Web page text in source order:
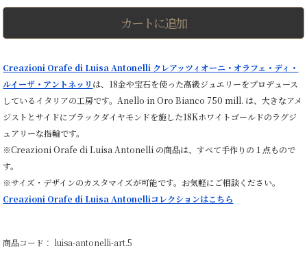
ー
ド
リ
ン
グ
ア
メ
ジ
ト
ブ
ラ
ッ
ヤ
カートに追加
Creazioni Orafe di Luisa Antonelli クレアッツィオーニ・オラフェ・ディ・
ルイーザ・アントネッリ は、18金や宝石を使った高級ジュエリーをプロデュース
しているイタリアの工房です。Anello in Oro Bianco 750 mill. は、大きなアメ
ジストとサイドにブラックダイヤモンドを施した18Kホワイトゴールドのラグジ
ュアリーな指輪です。
※Creazioni Orafe di Luisa Antonelli の商品は、すべて手作りの１点もので
す。
※サイズ・デザインのカスタマイズが可能です。お気軽にご相談ください。
Creazioni Orafe di Luisa Antonelliコレクションはこちら
商品コード： luisa-antonelli-art.5